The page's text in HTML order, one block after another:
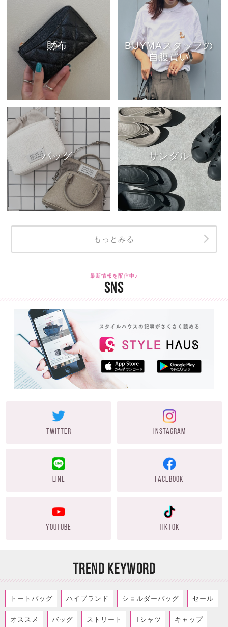
財布
BUYMAスタッフの
自腹買い
バッグ サンダル
もっとみる
最新情報を配信中♪
SNS
TWITTER INSTAGRAM
LINE FACEBOOK
YOUTUBE TIKTOK
TREND KEYWORD
トートバッグ ハイブランド ショルダーバッグ セール
オススメ バッグ ストリート Tシャツ キャップ